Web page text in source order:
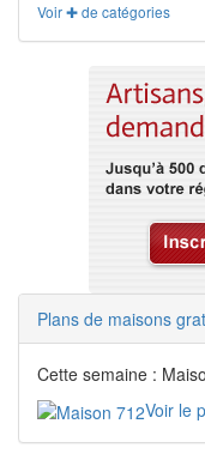
Voir ✚ de catégories
Plans de maisons
Cette semaine :
Voir le